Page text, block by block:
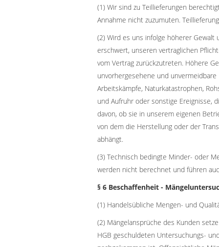
(1) Wir sind zu Teillieferungen
Annahme nicht zuzumuten.
(2) Wird es uns infolge höherer
erschwert, unseren vertraglichen
vom Vertrag zurückzutreten. Höhere
unvorhergesehene und
Arbeitskämpfe, Naturkatastrophen,
und Aufruhr oder sonstige Ereignisse,
davon, ob sie in unserem eigenen
von dem die Herstellung oder der
abhängt.
(3) Technisch bedingte Minder- oder
werden nicht berechnet und führen
§ 6 Beschaffenheit -
(1) Handelsübliche Mengen- und
(2) Mängelansprüche des Kunden
HGB geschuldeten Untersuchungs-